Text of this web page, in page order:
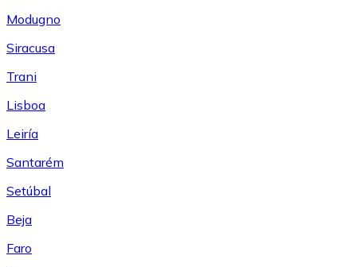
Modugno
Siracusa
Trani
Lisboa
Leiría
Santarém
Setúbal
Beja
Faro